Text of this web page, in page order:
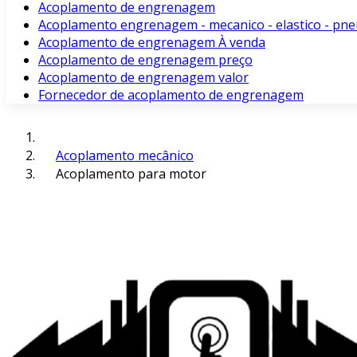
Acoplamento de engrenagem
Acoplamento engrenagem - mecanico - elastico -
Acoplamento de engrenagem À venda
Acoplamento de engrenagem preço
Acoplamento de engrenagem valor
Fornecedor de acoplamento de engrenagem
Acoplamento mecânico
Acoplamento para motor